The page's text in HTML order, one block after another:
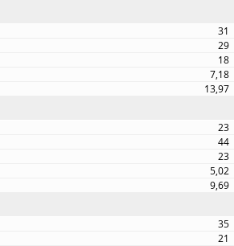
31
29
18
7,18
13,97
23
44
23
5,02
9,69
35
21